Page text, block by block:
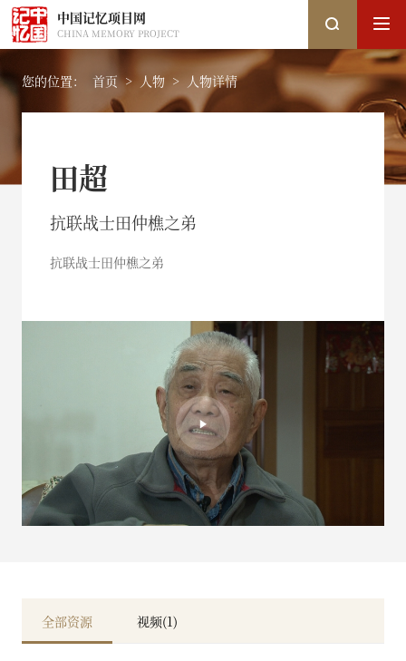
中国记忆项目网
CHINA MEMORY PROJECT
您的位置： 首页 > 人物 > 人物详情
田超
抗联战士田仲樵之弟
抗联战士田仲樵之弟
全部资源 视频(1)
热搜关键词： 国家图书馆